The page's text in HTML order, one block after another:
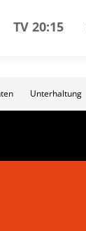
TV 20:15
Unterhaltung